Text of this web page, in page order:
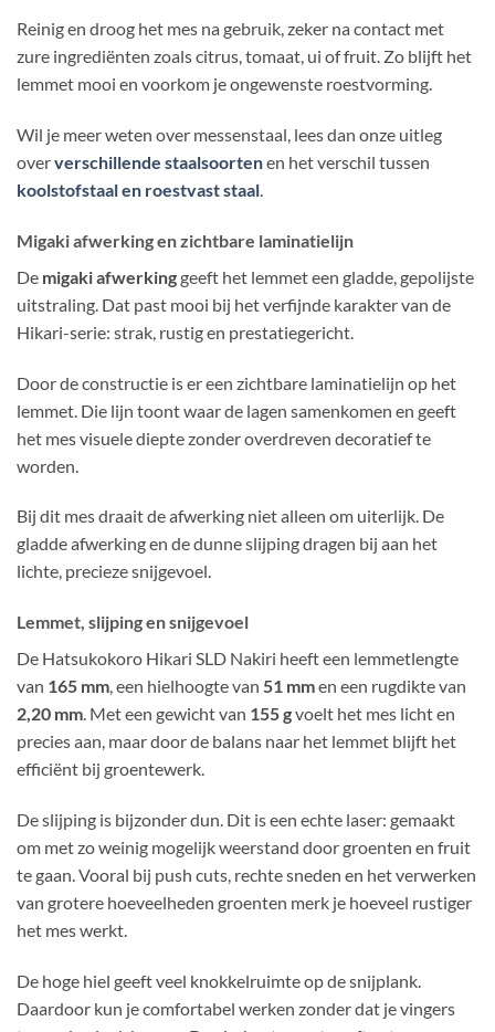
Reinig en droog het mes na gebruik, zeker na contact met
zure ingrediënten zoals citrus, tomaat, ui of fruit. Zo blijft het
lemmet mooi en voorkom je ongewenste roestvorming.
Wil je meer weten over messenstaal, lees dan onze uitleg
oververschillende staalsoortenen het verschil tussen
koolstofstaal en roestvast staal.
Migaki afwerking en zichtbare laminatielijn
De migaki afwerkinggeeft het lemmet een gladde, gepolijste
uitstraling. Dat past mooi bij het verfijnde karakter van de
Hikari-serie: strak, rustig en prestatiegericht.
Door de constructie is er een zichtbare laminatielijn op het
lemmet. Die lijn toont waar de lagen samenkomen en geeft
het mes visuele diepte zonder overdreven decoratief te
worden.
Bij dit mes draait de afwerking niet alleen om uiterlijk. De
gladde afwerking en de dunne slijping dragen bij aan het
lichte, precieze snijgevoel.
Lemmet, slijping en snijgevoel
De Hatsukokoro Hikari SLD Nakiri heeft een lemmetlengte
van 165 mm, een hielhoogte van 51 mmen een rugdikte van
2,20 mm. Met een gewicht van 155 gvoelt het mes licht en
precies aan, maar door de balans naar het lemmet blijft het
efficiënt bij groentewerk.
De slijping is bijzonder dun. Dit is een echte laser: gemaakt
om met zo weinig mogelijk weerstand door groenten en fruit
te gaan. Vooral bij push cuts, rechte sneden en het verwerken
van grotere hoeveelheden groenten merk je hoeveel rustiger
het mes werkt.
De hoge hiel geeft veel knokkelruimte op de snijplank.
Daardoor kun je comfortabel werken zonder dat je vingers